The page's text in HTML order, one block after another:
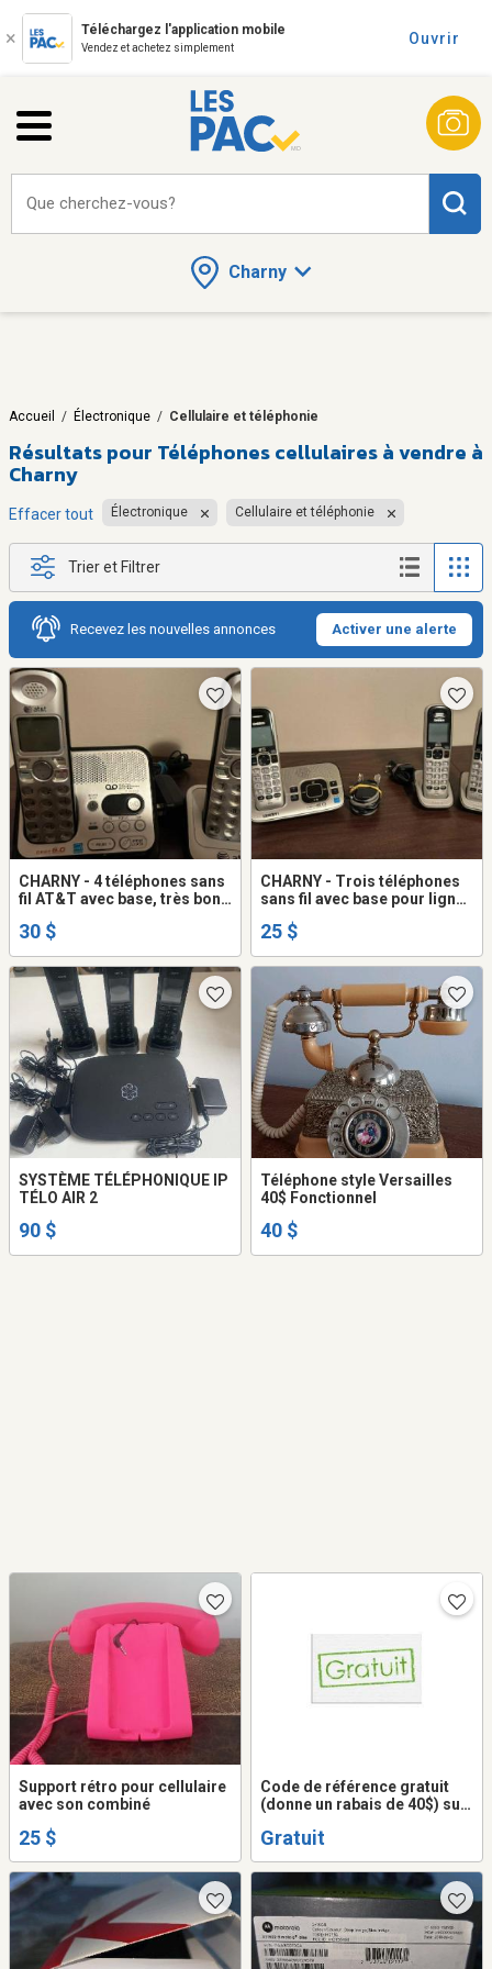
Téléchargez l'application mobile
Vendez et achetez simplement
Ouvrir
Charny
Que cherchez-vous?
Accueil / Électronique / Cellulaire et téléphonie
Résultats pour Téléphones cellulaires à vendre à
Charny
Effacer tout Électronique Cellulaire et téléphonie
Trier et Filtrer
Recevez les nouvelles annonces Activer une alerte
CHARNY - 4 téléphones sans
fil AT&T avec base, très bon
30 $
CHARNY - Trois téléphones
sans fil avec base pour ligne
25 $
SYSTÈME TÉLÉPHONIQUE IP
TÉLO AIR 2
90 $
Téléphone style Versailles
40$ Fonctionnel
40 $
Support rétro pour cellulaire
avec son combiné
25 $
Code de référence gratuit
(donne un rabais de 40$) sur
Gratuit